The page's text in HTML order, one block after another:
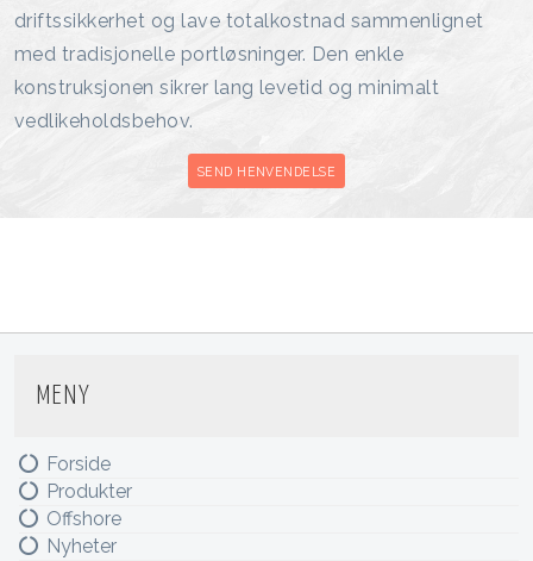
driftssikkerhet og lave totalkostnad sammenlignet
med tradisjonelle portløsninger. Den enkle
konstruksjonen sikrer lang levetid og minimalt
vedlikeholdsbehov.
SEND HENVENDELSE
MENY
Forside
Produkter
Offshore
Nyheter